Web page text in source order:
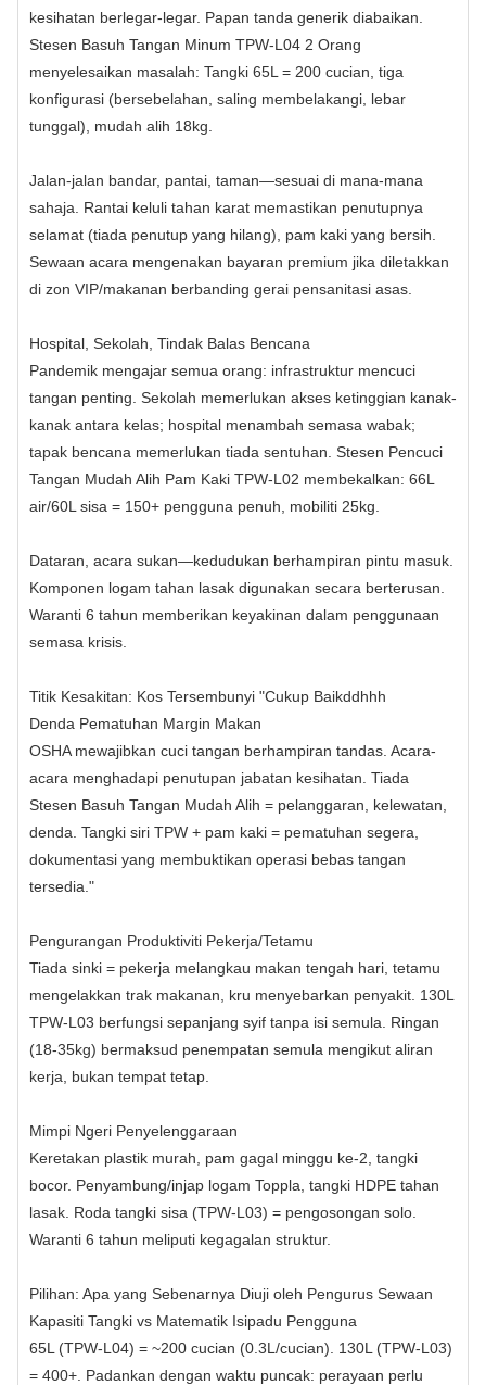
kesihatan berlegar-legar. Papan tanda generik diabaikan.
Stesen Basuh Tangan Minum TPW‑L04 2 Orang
menyelesaikan masalah: Tangki 65L = 200 cucian, tiga
konfigurasi (bersebelahan, saling membelakangi, lebar
tunggal), mudah alih 18kg.
Jalan-jalan bandar, pantai, taman—sesuai di mana-mana
sahaja. Rantai keluli tahan karat memastikan penutupnya
selamat (tiada penutup yang hilang), pam kaki yang bersih.
Sewaan acara mengenakan bayaran premium jika diletakkan
di zon VIP/makanan berbanding gerai pensanitasi asas.
Hospital, Sekolah, Tindak Balas Bencana
Pandemik mengajar semua orang: infrastruktur mencuci
tangan penting. Sekolah memerlukan akses ketinggian kanak-
kanak antara kelas; hospital menambah semasa wabak;
tapak bencana memerlukan tiada sentuhan. Stesen Pencuci
Tangan Mudah Alih Pam Kaki TPW‑L02 membekalkan: 66L
air/60L sisa = 150+ pengguna penuh, mobiliti 25kg.
Dataran, acara sukan—kedudukan berhampiran pintu masuk.
Komponen logam tahan lasak digunakan secara berterusan.
Waranti 6 tahun memberikan keyakinan dalam penggunaan
semasa krisis.
Titik Kesakitan: Kos Tersembunyi "Cukup Baikddhhh
Denda Pematuhan Margin Makan
OSHA mewajibkan cuci tangan berhampiran tandas. Acara-
acara menghadapi penutupan jabatan kesihatan. Tiada
Stesen Basuh Tangan Mudah Alih = pelanggaran, kelewatan,
denda. Tangki siri TPW + pam kaki = pematuhan segera,
dokumentasi yang membuktikan operasi bebas tangan
tersedia."
Pengurangan Produktiviti Pekerja/Tetamu
Tiada sinki = pekerja melangkau makan tengah hari, tetamu
mengelakkan trak makanan, kru menyebarkan penyakit. 130L
TPW‑L03 berfungsi sepanjang syif tanpa isi semula. Ringan
(18-35kg) bermaksud penempatan semula mengikut aliran
kerja, bukan tempat tetap.
Mimpi Ngeri Penyelenggaraan
Keretakan plastik murah, pam gagal minggu ke-2, tangki
bocor. Penyambung/injap logam Toppla, tangki HDPE tahan
lasak. Roda tangki sisa (TPW‑L03) = pengosongan solo.
Waranti 6 tahun meliputi kegagalan struktur.
Pilihan: Apa yang Sebenarnya Diuji oleh Pengurus Sewaan
Kapasiti Tangki vs Matematik Isipadu Pengguna
65L (TPW‑L04) = ~200 cucian (0.3L/cucian). 130L (TPW‑L03)
= 400+. Padankan dengan waktu puncak: perayaan perlu